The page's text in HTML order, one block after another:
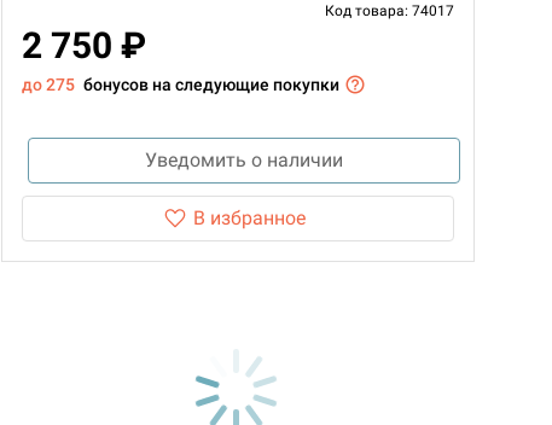
Код товара: 74017
2 750 ₽
до 275 бонусов на следующие покупки
Уведомить о наличии
В избранное